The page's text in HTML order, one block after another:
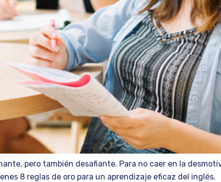
pero también desafiante. Para no caer en la
8 reglas de oro para un aprendizaje eficaz del inglés.